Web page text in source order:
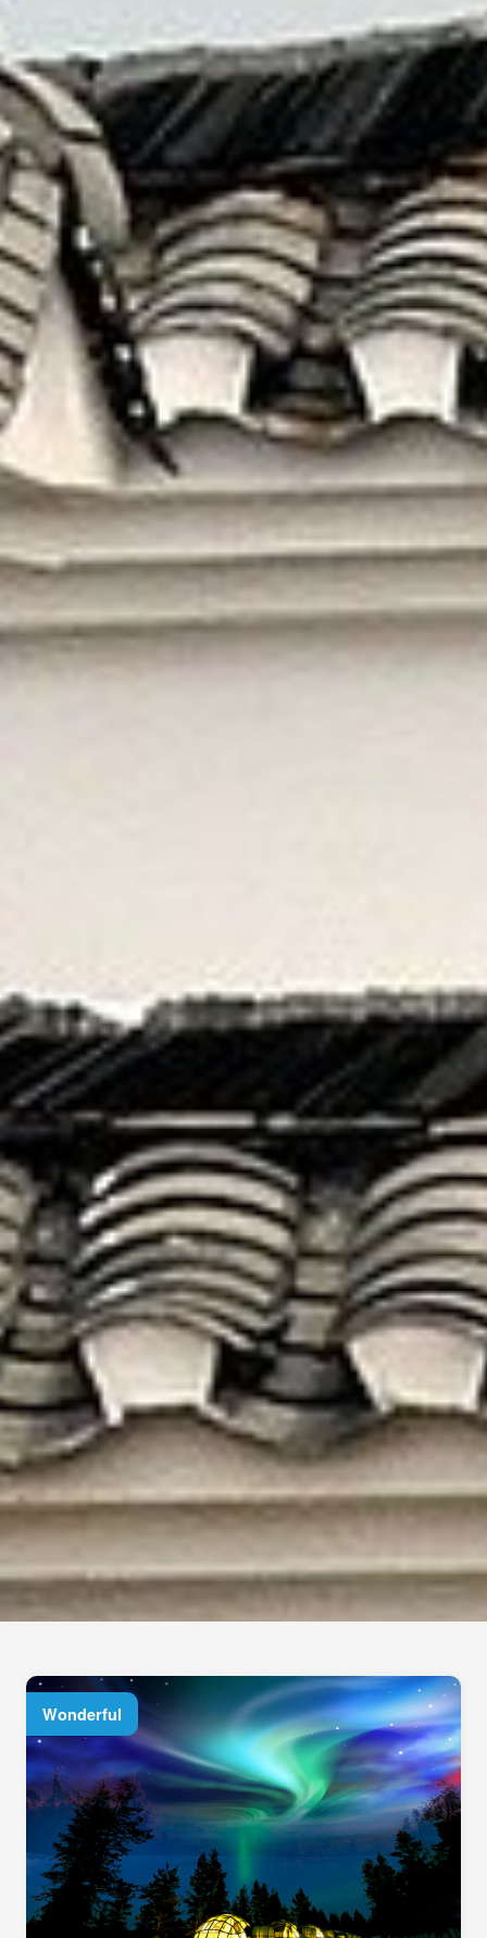
藉由這一切更加認識 — 原來自己也有不曾見到的
另一面！
就讓我們為您安排最美好的假期
線上洽詢
Wonderful